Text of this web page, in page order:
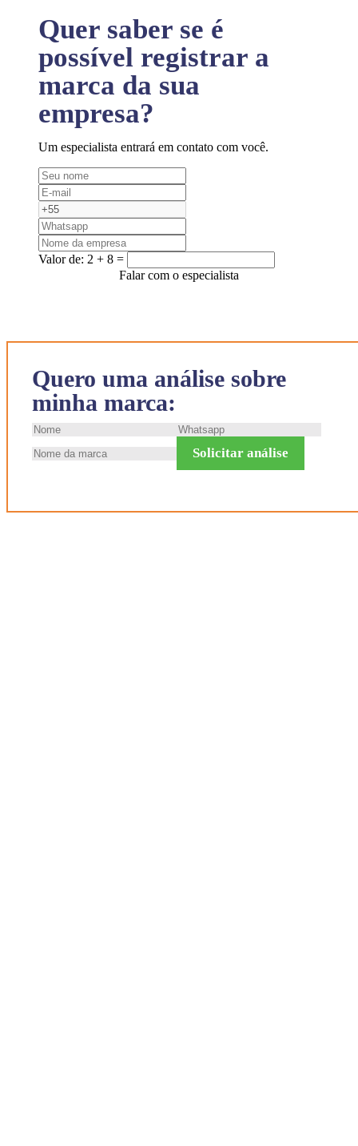
Quero uma análise sobre
minha marca:
Solicitar análise
Quer saber se é
possível registrar a
marca da sua
empresa?
Um especialista entrará em contato com você.
Valor de: 2 + 8 =
Falar com o especialista